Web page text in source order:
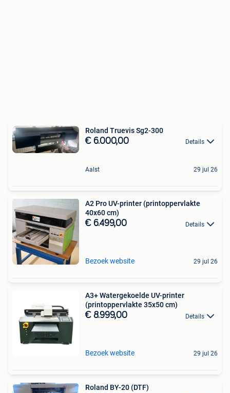
Roland Truevis Sg2-300
€ 6.000,00 Details
Aalst 29 jul 26
A2 Pro UV-printer (printoppervlakte
40x60 cm)
€ 6.499,00 Details
Bezoek website 29 jul 26
A3+ Watergekoelde UV-printer
(printoppervlakte 35x50 cm)
€ 8.999,00 Details
Bezoek website 29 jul 26
Roland BY-20 (DTF)